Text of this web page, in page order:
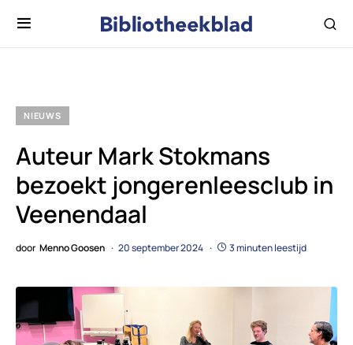
NIEUWS
Auteur Mark Stokmans
bezoekt jongerenleesclub in
Veenendaal
door Menno Goosen 20 september 2024 3 minuten leestijd